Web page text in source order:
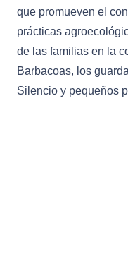
que promueven el
prácticas
de las familias en la
Barbacoas, los
Silencio y pequeños